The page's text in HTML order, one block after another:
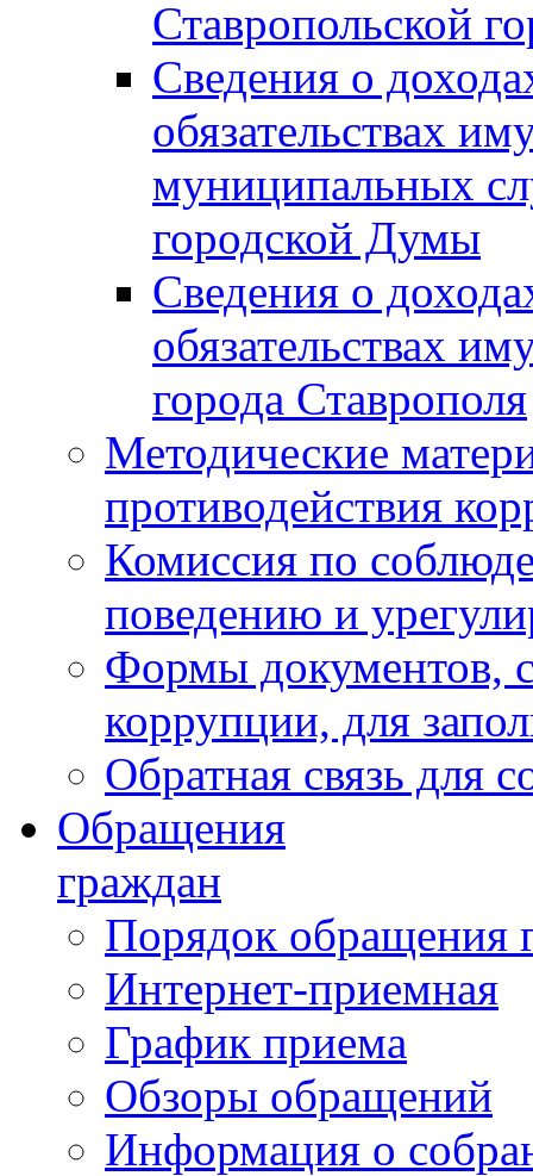
Ставропольской
Сведения о
обязательствах
муниципальных
городской Думы
Сведения о
обязательствах
города Ставрополя
Методические
противодействия
Комиссия по
поведению и
Формы документов,
коррупции, для
Обратная связь для
Обращения
граждан
Порядок обращения
Интернет-приемная
График приема
Обзоры обращений
Информация о